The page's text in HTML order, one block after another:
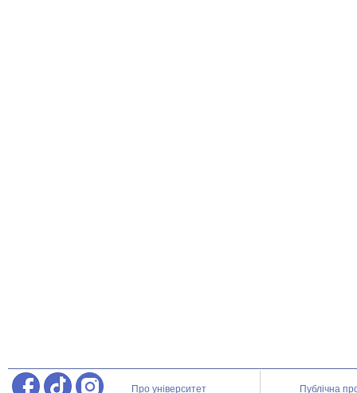
Про університет
Публічна